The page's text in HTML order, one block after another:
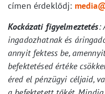
címen érdeklődj:
Kockázati figyelmeztetés:
ingadozhatnak és
annyit fektess be,
befektetésed értéke
éred el pénzügyi céljaid,